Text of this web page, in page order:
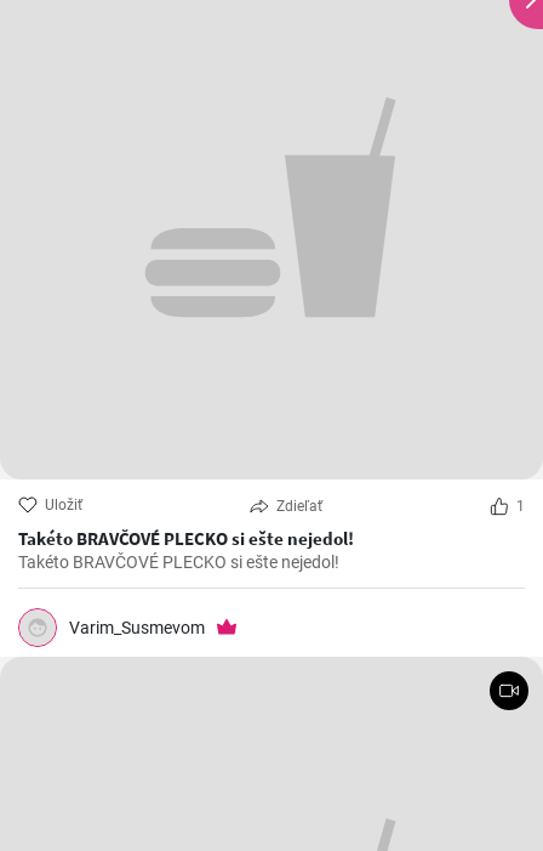
Uložiť Zdieľať 1
Takéto BRAVČOVÉ PLECKO si ešte nejedol!
Takéto BRAVČOVÉ PLECKO si ešte nejedol!
Varim_Susmevom